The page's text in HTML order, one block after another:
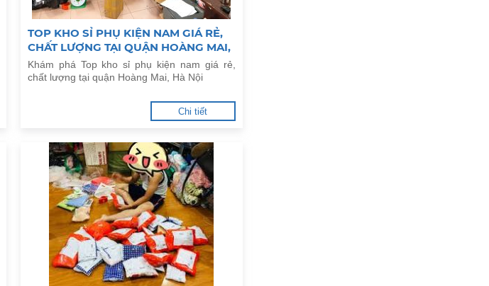
TOP KHO SỈ PHỤ KIỆN NAM GIÁ RẺ,
CHẤT LƯỢNG TẠI QUẬN HOÀNG MAI,
HÀ NỘI
Khám phá Top kho sỉ phụ kiện nam giá rẻ,
chất lượng tại quận Hoàng Mai, Hà Nội
Chi tiết